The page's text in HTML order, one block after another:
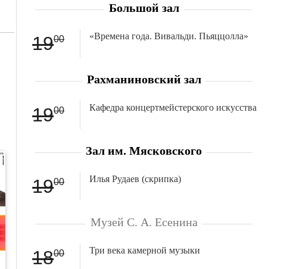
Большой зал
1900 «Времена года. Вивальди. Пьяццолла»
Рахманиновский зал
1900 Кафедра концертмейстерского искусства
Зал им. Мясковского
1900 Илья Рудаев (скрипка)
Музей С. А. Есенина
1800 Три века камерной музыки